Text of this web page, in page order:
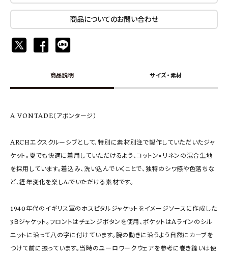
商品についてのお問い合わせ
商品説明 サイズ・素材
A VONTADE（アボンタージ）
ARCHエクスクルーシブとして、特別に素材別注で製作していただいたジャ
ケット。夏でも快適に着用していただけるよう、コットン×リネンの混合生地
を採用しています。着込み、洗い込んでいくことで、独特のシワ感や色落ちな
ど、経年変化を楽しんでいただける素材です。
1940年代のイギリス軍のホスピタルジャケットをイメージソースに作成した
3Ｂジャケット。フロントはチェンジボタンを使用、ポケットはAラインのシル
エットに沿って八の字に付けています。腕の動きに沿うよう自然にカーブを
つけて前に振っています。当時のユーロワークウェアを参考に巻き縫いは使